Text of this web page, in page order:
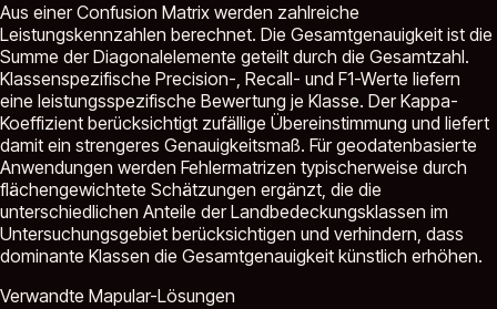
Aus einer Confusion Matrix werden zahlreiche
Leistungskennzahlen berechnet. Die Gesamtgenauigkeit ist die
Summe der Diagonalelemente geteilt durch die Gesamtzahl.
Klassenspezifische Precision-, Recall- und F1-Werte liefern
eine leistungsspezifische Bewertung je Klasse. Der Kappa-
Koeffizient berücksichtigt zufällige Übereinstimmung und liefert
damit ein strengeres Genauigkeitsmaß. Für geodatenbasierte
Anwendungen werden Fehlermatrizen typischerweise durch
flächengewichtete Schätzungen ergänzt, die die
unterschiedlichen Anteile der Landbedeckungsklassen im
Untersuchungsgebiet berücksichtigen und verhindern, dass
dominante Klassen die Gesamtgenauigkeit künstlich erhöhen.
Verwandte Mapular-Lösungen